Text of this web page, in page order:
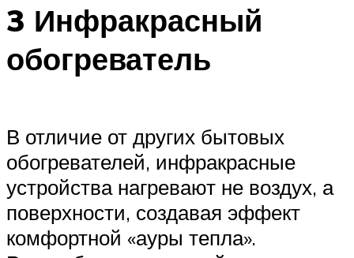
3 Инфракрасный
обогреватель
В отличие от других бытовых
обогревателей, инфракрасные
устройства нагревают не воздух, а
поверхности, создавая эффект
комфортной «ауры тепла».